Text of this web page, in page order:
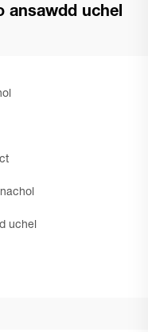
ansawdd uchel
uchel